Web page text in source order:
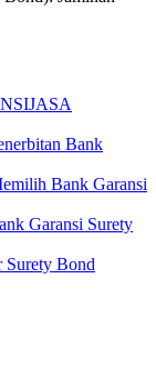
JASA
Bank
Bank Garansi
Garansi Surety
Surety Bond